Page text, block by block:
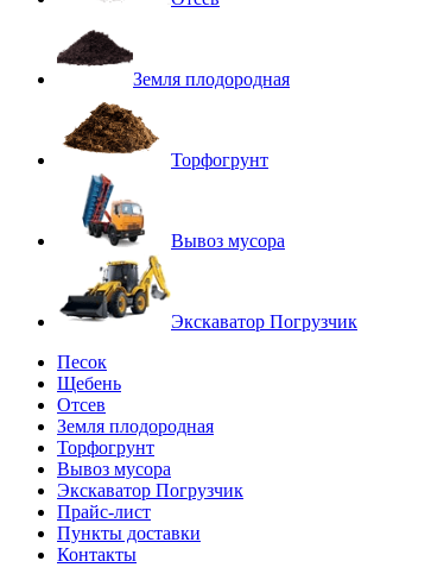
Земля плодородная
Торфогрунт
Вывоз мусора
Экскаватор Погрузчик
Песок
Щебень
Отсев
Земля плодородная
Торфогрунт
Вывоз мусора
Экскаватор Погрузчик
Прайс-лист
Пункты доставки
Контакты